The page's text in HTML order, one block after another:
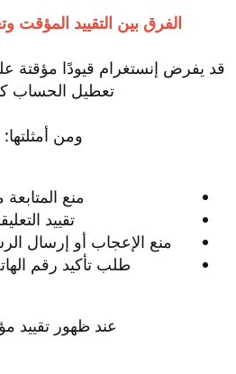
الفرق بين التقييد المؤقت
قد يفرض إنستغرام قيودًا مؤقتة
تعطيل الحساب
ومن أمثلتها:
منع المتابعة
تقييد
منع الإعجاب أو إرسال
طلب تأكيد رقم
عند ظهور تقييد